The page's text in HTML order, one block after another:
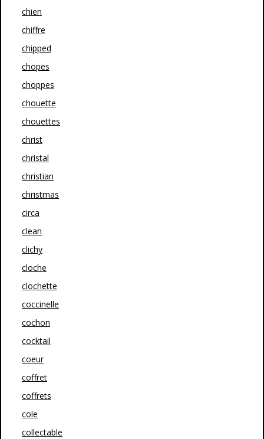
chien
chiffre
chipped
chopes
choppes
chouette
chouettes
christ
christal
christian
christmas
circa
clean
clichy
cloche
clochette
coccinelle
cochon
cocktail
coeur
coffret
coffrets
cole
collectable